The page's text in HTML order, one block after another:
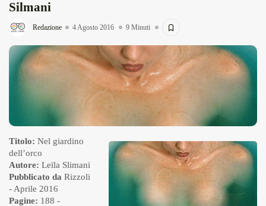
Silmani
Redazione 4 Agosto 2016 9 Minuti
Titolo: Nel giardino
dell’orco
Autore: Leïla Slimani
Pubblicato da Rizzoli
- Aprile 2016
Pagine: 188 -